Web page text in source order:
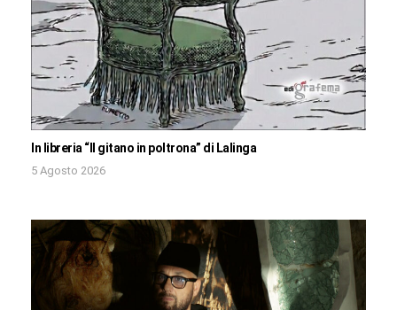
In libreria “Il gitano in poltrona” di Lalinga
5 Agosto 2026